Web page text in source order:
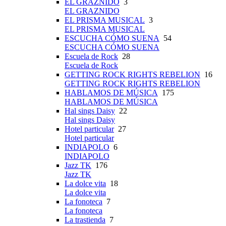
EL GRAZNIDO 3
EL GRAZNIDO
EL PRISMA MUSICAL 3
EL PRISMA MUSICAL
ESCUCHA CÓMO SUENA 54
ESCUCHA CÓMO SUENA
Escuela de Rock 28
Escuela de Rock
GETTING ROCK RIGHTS REBELION 16
GETTING ROCK RIGHTS REBELION
HABLAMOS DE MÚSICA 175
HABLAMOS DE MÚSICA
Hal sings Daisy 22
Hal sings Daisy
Hotel particular27
Hotel particular
INDIAPOLO 6
INDIAPOLO
Jazz TK 176
Jazz TK
La dolce vita 18
La dolce vita
La fonoteca 7
La fonoteca
La trastienda 7